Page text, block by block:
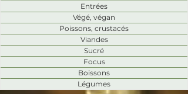
Entrées
Végé, végan
Poissons, crustacés
Viandes
Sucré
Focus
Boissons
Légumes